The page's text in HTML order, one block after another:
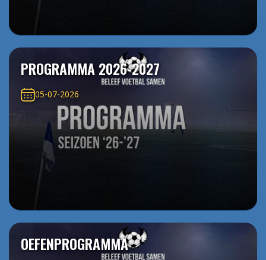
PROGRAMMA 2026-2027
05-07-2026
OEFENPROGRAMMA